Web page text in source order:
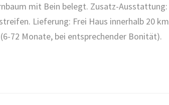
mit Bein belegt. Zusatz-Ausstattung:
Lieferung: Frei Haus innerhalb 20 km
72 Monate, bei entsprechender Bonität).